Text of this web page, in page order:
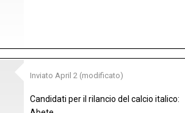
Inviato April 2 (modificato)
Candidati per il rilancio del calcio italico: